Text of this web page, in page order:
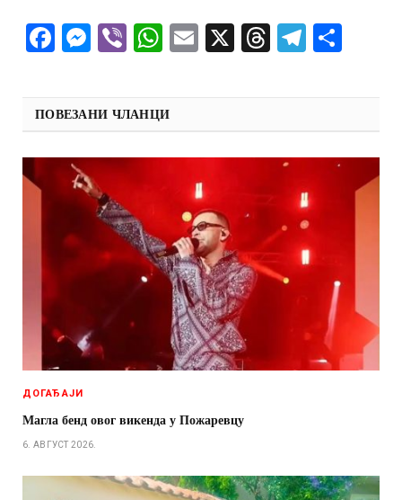
Facebook
Messenger
ViberWhatsApp
Email
X Threads
ПОВЕЗАНИ ЧЛАНЦИ
ДОГАЂАЈИ
Магла бенд овог викенда у Пожаревцу
6. АВГУСТ 2026.